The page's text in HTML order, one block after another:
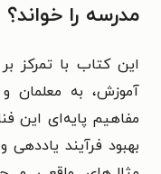
مدرسه را خواند؟
این کتاب با تمرکز
آموزش، به معلمان
مفاهیم پایه‌ای این
بهبود فرآیند یاددهی